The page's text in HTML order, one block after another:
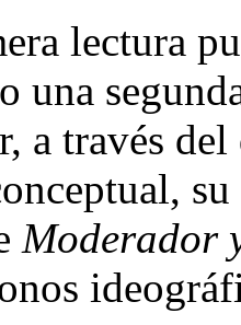
lectura
una
a través
Moderador